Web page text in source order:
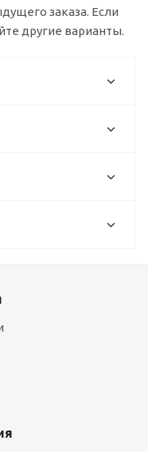
заказа. Если
другие варианты.